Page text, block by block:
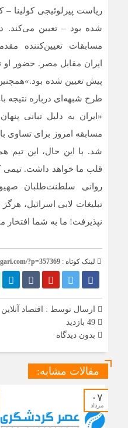
ریاست پیرلوئیجی کولینا –
شده بود – تعیین می‌کند.
مسابقات تعیین‌کننده
ایران مقابل مصر. حضور او
طرح شبهه‌ای درباره نتیجه
«ایران به دلیل تبانی
مسابقه امروز برای تساوی
شد. با این حال، این تیم
قلب ما خواهد داشت. تیمی
روانی سلطنت‌طلبان
تبلیغات لابی اسرائیل،
نپذیرفت! ما به شما افتخار
لینک کوتاه : ?p=357369
ارسال توسط :
اقتصاد آنلاین
بدون دیدگاه
مقالات مشابه:
۰۷
مرداد